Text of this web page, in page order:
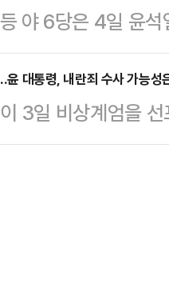
망했다.이와 관련
고 판단돼 심리가
된 과정에서 위헌
점적으로 따져봐
변호사모임(민변)
심판을 헌…
야 6당은 4일 윤
5일에 탄핵소추안
계획이다. 탄핵안
떤 요건을 충족하
국민주권주의와
윤 대통령, 내란죄 수사 가능
3일 비상계엄을
죄로 윤 대통령을